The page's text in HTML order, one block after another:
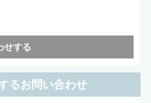
せする
るお問い合わせ